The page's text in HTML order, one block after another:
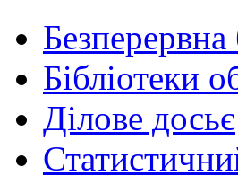
Безперервна
Бібліотеки
Ділове досьє